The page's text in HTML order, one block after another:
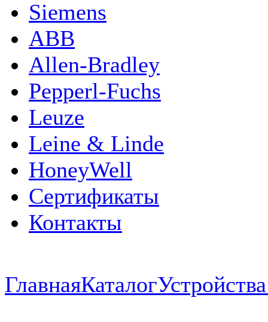
Siemens
ABB
Allen-Bradley
Pepperl-Fuchs
Leuze
Leine & Linde
HoneyWell
Сертификаты
Контакты
ГлавнаяКаталог